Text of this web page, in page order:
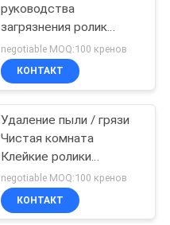
руководства
загрязнения ролик
свободной Washable
липкий легкий используя
negotiable MOQ:100 кренов
КОНТАКТ
Удаление пыли / грязи
Чистая комната
Клейкие ролики
Контролируемая среда
Приложения
negotiable MOQ:100 кренов
КОНТАКТ